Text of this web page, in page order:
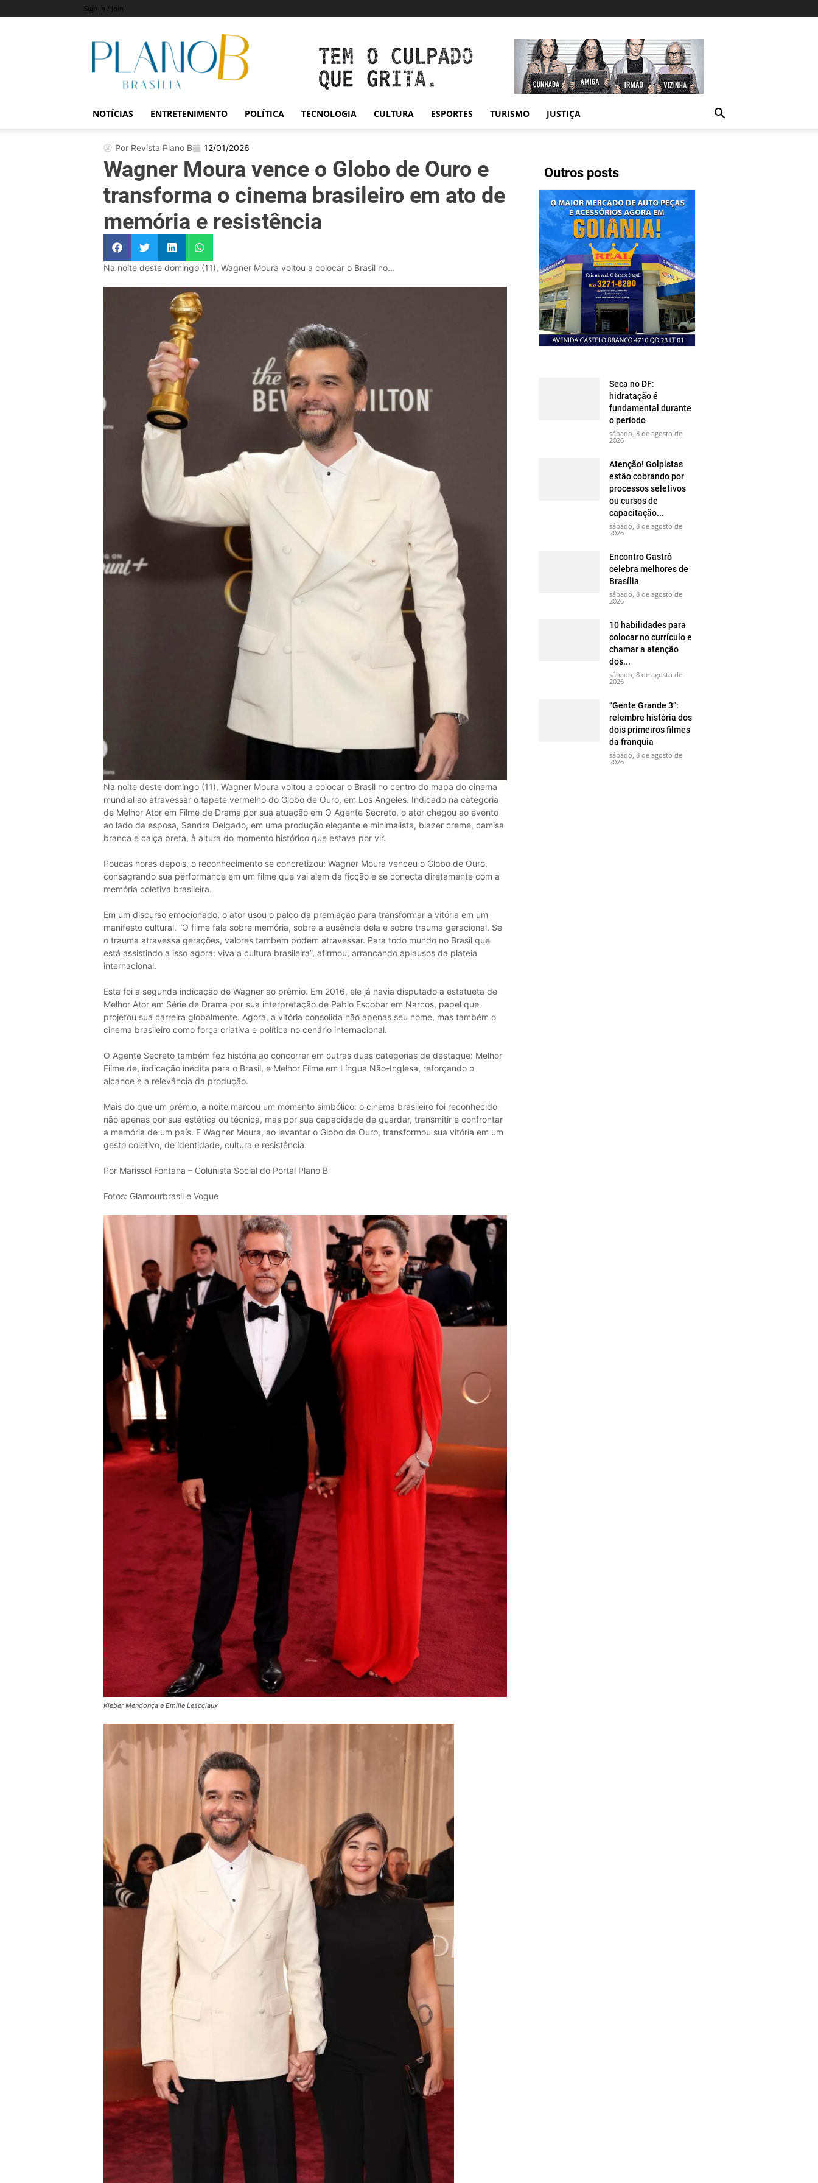
Sign in / Join
Revista
Plano
NOTÍCIAS ENTRETENIMENTO POLÍTICA TECNOLOGIA CULTURA ESPORTES TURISMO JUSTIÇA
Outros posts
Seca no DF:
hidratação é
fundamental durante
o período
sábado, 8 de agosto de
2026
Atenção! Golpistas
estão cobrando por
processos seletivos
ou cursos de
capacitação...
sábado, 8 de agosto de
2026
Encontro Gastrô
celebra melhores de
Brasília
sábado, 8 de agosto de
2026
10 habilidades para
colocar no currículo e
chamar a atenção
dos...
sábado, 8 de agosto de
2026
“Gente Grande 3”:
relembre história dos
dois primeiros filmes
da franquia
sábado, 8 de agosto de
2026
Por Revista Plano B 12/01/2026
Wagner Moura vence o Globo de Ouro e
transforma o cinema brasileiro em ato de
memória e resistência
Na noite deste domingo (11), Wagner Moura voltou a colocar o Brasil no...
Na noite deste domingo (11), Wagner Moura voltou a colocar o Brasil no centro do mapa do cinema
mundial ao atravessar o tapete vermelho do Globo de Ouro, em Los Angeles. Indicado na categoria
de Melhor Ator em Filme de Drama por sua atuação em O Agente Secreto, o ator chegou ao evento
ao lado da esposa, Sandra Delgado, em uma produção elegante e minimalista, blazer creme, camisa
branca e calça preta, à altura do momento histórico que estava por vir.
Poucas horas depois, o reconhecimento se concretizou: Wagner Moura venceu o Globo de Ouro,
consagrando sua performance em um filme que vai além da ficção e se conecta diretamente com a
memória coletiva brasileira.
Em um discurso emocionado, o ator usou o palco da premiação para transformar a vitória em um
manifesto cultural. “O filme fala sobre memória, sobre a ausência dela e sobre trauma geracional. Se
o trauma atravessa gerações, valores também podem atravessar. Para todo mundo no Brasil que
está assistindo a isso agora: viva a cultura brasileira”, afirmou, arrancando aplausos da plateia
internacional.
Esta foi a segunda indicação de Wagner ao prêmio. Em 2016, ele já havia disputado a estatueta de
Melhor Ator em Série de Drama por sua interpretação de Pablo Escobar em Narcos, papel que
projetou sua carreira globalmente. Agora, a vitória consolida não apenas seu nome, mas também o
cinema brasileiro como força criativa e política no cenário internacional.
O Agente Secreto também fez história ao concorrer em outras duas categorias de destaque: Melhor
Filme de, indicação inédita para o Brasil, e Melhor Filme em Língua Não-Inglesa, reforçando o
alcance e a relevância da produção.
Mais do que um prêmio, a noite marcou um momento simbólico: o cinema brasileiro foi reconhecido
não apenas por sua estética ou técnica, mas por sua capacidade de guardar, transmitir e confrontar
a memória de um país. E Wagner Moura, ao levantar o Globo de Ouro, transformou sua vitória em um
gesto coletivo, de identidade, cultura e resistência.
Por Marissol Fontana – Colunista Social do Portal Plano B
Fotos: Glamourbrasil e Vogue
Kleber Mendonça e Emilie Lescclaux